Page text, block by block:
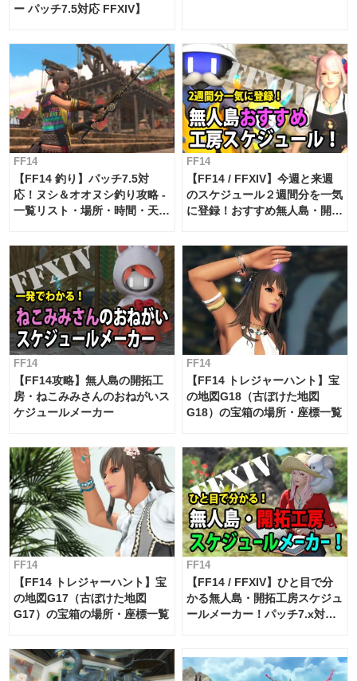
ー パッチ7.5対応 FFXIV】
FF14
【FF14 釣り】パッチ7.5対
応！ヌシ＆オオヌシ釣り攻略 -
一覧リスト・場所・時間・天
FF14
【FF14 / FFXIV】今週と来週
のスケジュール２週間分を一気
に登録！おすすめ無人島・開拓
FF14
【FF14攻略】無人島の開拓工
房・ねこみみさんのおねがいス
ケジュールメーカー
FF14
【FF14 トレジャーハント】宝
の地図G18（古ぼけた地図
G18）の宝箱の場所・座標一覧
FF14
【FF14 トレジャーハント】宝
の地図G17（古ぼけた地図
G17）の宝箱の場所・座標一覧
FF14
【FF14 / FFXIV】ひと目で分
かる無人島・開拓工房スケジュ
ールメーカー！パッチ7.x対応